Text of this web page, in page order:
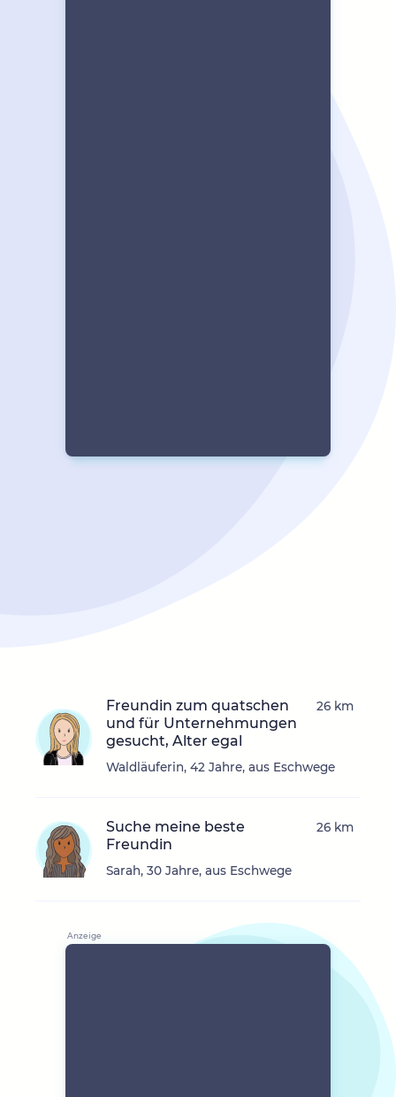
Freundin zum quatschen
und für Unternehmungen
gesucht, Alter egal
Waldläuferin, 42 Jahre, aus Eschwege
26 km
Suche meine beste
Freundin
Sarah, 30 Jahre, aus Eschwege
26 km